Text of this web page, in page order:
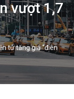
vượt 1,7
tử tăng giá “điên